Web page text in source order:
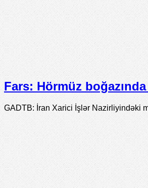
Fars: Hörmüz
GADTB: İran Xarici İşlər Nazirliyindəki